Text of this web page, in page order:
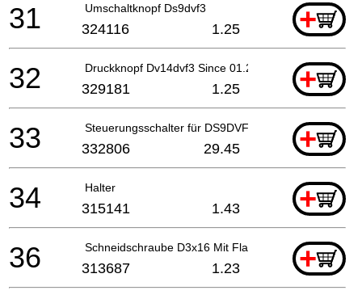
Umschaltknopf Ds9dvf3 +
31 324116 1.25
Druckknopf Dv14dvf3 Since 01.2008 +
32 329181 1.25
Steuerungsschalter für DS9DVF3/12DVF3+
33 332806 29.45
Halter +
34 315141 1.43
Schneidschraube D3x16 Mit Flansch (schwarz) Dv18d
+
36 313687 1.23